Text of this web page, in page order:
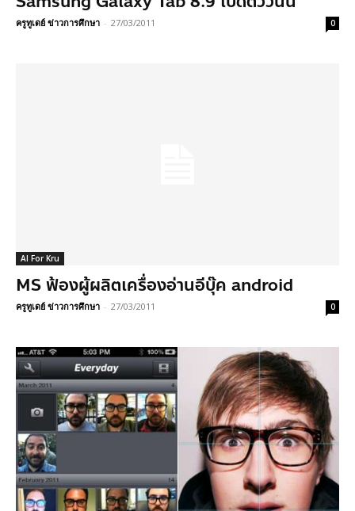
ครูทูเดย์ ข่าวการศึกษา - 27/03/2011 0
AI For Kru
MS ฟ้องผู้ผลิตเครื่องอ่านอีบุ๊ค android
ครูทูเดย์ ข่าวการศึกษา - 27/03/2011 0